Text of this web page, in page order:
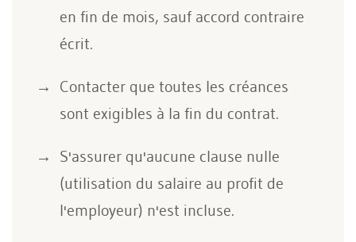
en fin de mois, sauf accord contraire
écrit.
Contacter que toutes les créances
sont exigibles à la fin du contrat.
S'assurer qu'aucune clause nulle
(utilisation du salaire au profit de
l'employeur) n'est incluse.